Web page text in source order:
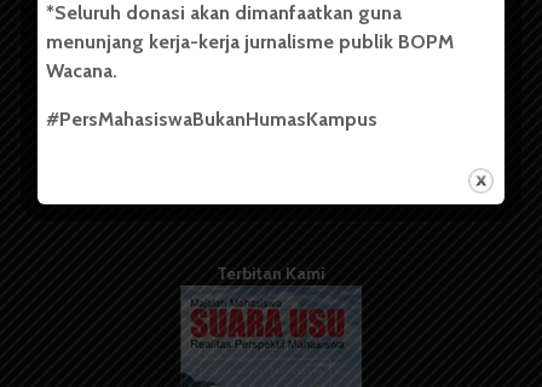
Info Iklan
Pedoman Media Siber
Kode Etik Jurnalistik
Terbitan Kami
*Seluruh donasi akan dimanfaatkan guna
menunjang kerja-kerja jurnalisme publik BOPM
Wacana.
#PersMahasiswaBukanHumasKampus